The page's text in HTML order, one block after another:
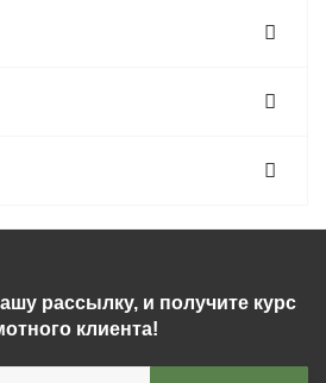
рассылку, и получите курс
клиента!